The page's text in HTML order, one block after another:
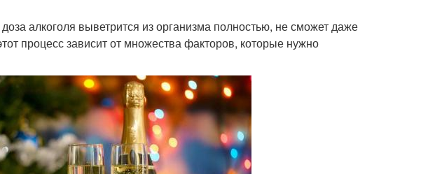
алкоголя выветрится из организма полностью, не сможет даже
процесс зависит от множества факторов, которые нужно